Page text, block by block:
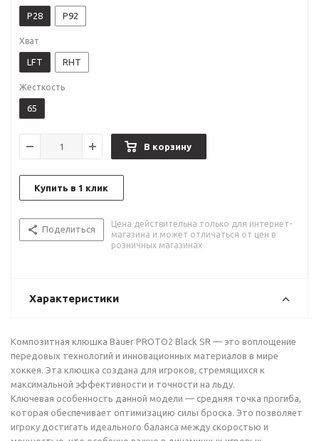
P28 P92
Хват
LFT RHT
Жесткость
65
В корзину
Купить в 1 клик
Поделиться
Цена действительна только для интернет-
магазина и может отличаться от цен в
розничных магазинах
Характеристики
Композитная клюшка Bauer PROTO2 Black SR — это воплощение
передовых технологий и инновационных материалов в мире
хоккея. Эта клюшка создана для игроков, стремящихся к
максимальной эффективности и точности на льду.
Ключевая особенность данной модели — средняя точка прогиба,
которая обеспечивает оптимизацию силы броска. Это позволяет
игроку достигать идеального баланса между скоростью и